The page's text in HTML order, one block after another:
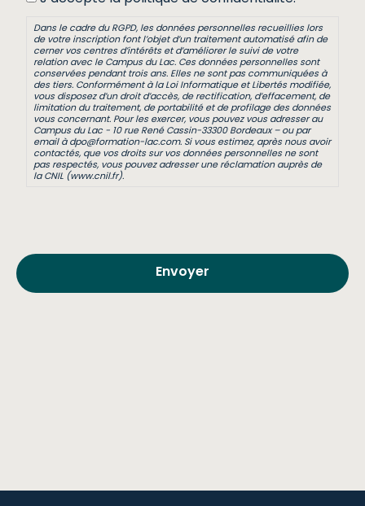
Dans le cadre du RGPD, les données personnelles recueillies lors
de votre inscription font l’objet d’un traitement automatisé afin de
cerner vos centres d’intérêts et d’améliorer le suivi de votre
relation avec le Campus du Lac. Ces données personnelles sont
conservées pendant trois ans. Elles ne sont pas communiquées à
des tiers. Conformément à la Loi Informatique et Libertés modifiée,
vous disposez d’un droit d’accès, de rectification, d’effacement, de
limitation du traitement, de portabilité et de profilage des données
vous concernant. Pour les exercer, vous pouvez vous adresser au
Campus du Lac - 10 rue René Cassin-33300 Bordeaux – ou par
email à dpo@formation-lac.com. Si vous estimez, après nous avoir
contactés, que vos droits sur vos données personnelles ne sont
pas respectés, vous pouvez adresser une réclamation auprès de
la CNIL (www.cnil.fr).